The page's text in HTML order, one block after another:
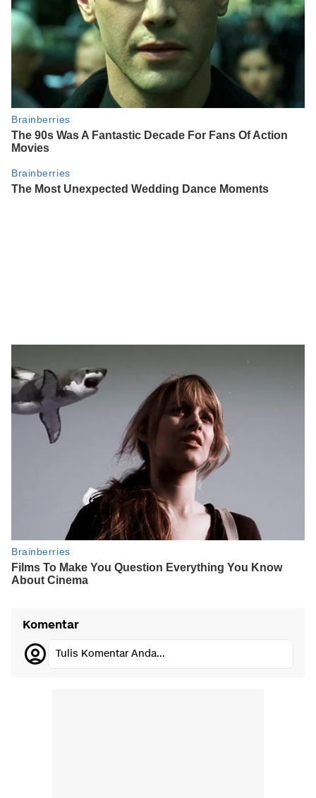
Komentar
Tulis Komentar Anda...